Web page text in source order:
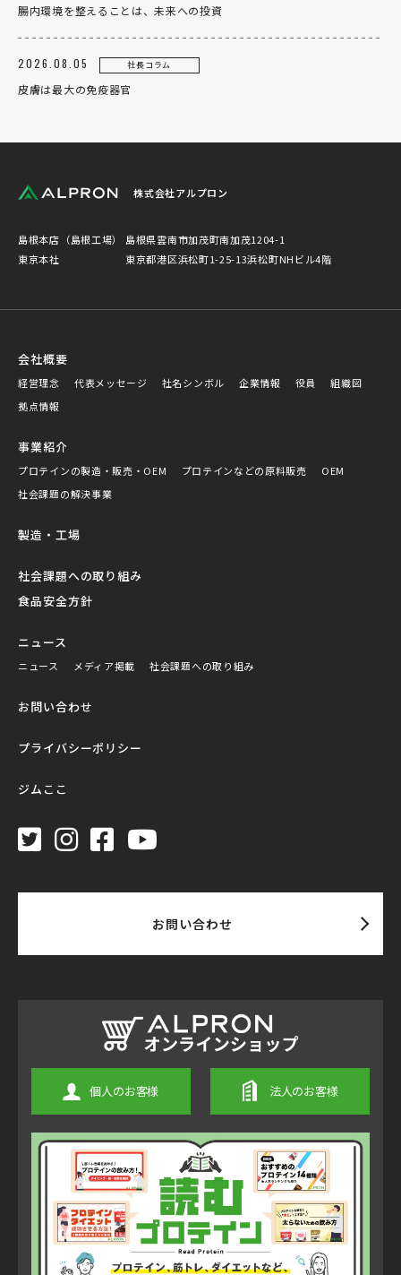
腸内環境を整えることは、未来への投資
2026.08.05 社長コラム
皮膚は最大の免疫器官
株式会社アルプロン
島根本店（島根工場）
島根県雲南市加茂町南加茂1204-1
東京本社
東京都港区浜松町1-25-13浜松町NHビル4階
会社概要
経営理念 代表メッセージ 社名シンボル 企業情報 役員
組織図
拠点情報
事業紹介
プロテインの製造・販売・OEM プロテインなどの原料販売
OEM
社会課題の解決事業
製造・工場
社会課題への取り組み
食品安全方針
ニュース
ニュース メディア掲載 社会課題への取り組み
お問い合わせ
プライバシーポリシー
ジムここ
お問い合わせ
個人のお客様 法人のお客様